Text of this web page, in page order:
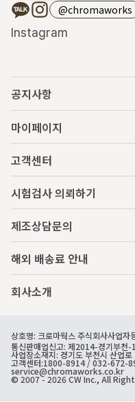
@chromaworks
Instagram
공지사항
마이페이지
고객센터
시험검사 의뢰하기
제조상담문의
해외 배송료 안내
회사소개
상호명: 크로마웍스 주식회사사업자
통신판매업신고: 제2014-경기부천
사업장소재지: 경기도 부천시 산업
고객센터:1800-8914/ 032-672-
service@chromaworks.co.kr
© 2007 - 2026 CW Inc., All